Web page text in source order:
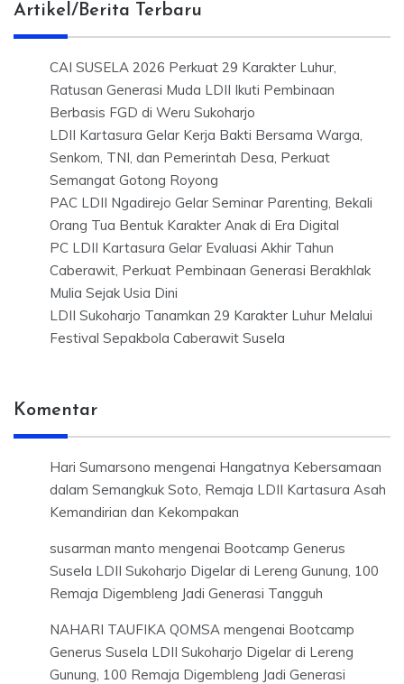
Artikel/Berita Terbaru
CAI SUSELA 2026 Perkuat 29 Karakter Luhur,
Ratusan Generasi Muda LDII Ikuti Pembinaan
Berbasis FGD di Weru Sukoharjo
LDII Kartasura Gelar Kerja Bakti Bersama Warga,
Senkom, TNI, dan Pemerintah Desa, Perkuat
Semangat Gotong Royong
PAC LDII Ngadirejo Gelar Seminar Parenting, Bekali
Orang Tua Bentuk Karakter Anak di Era Digital
PC LDII Kartasura Gelar Evaluasi Akhir Tahun
Caberawit, Perkuat Pembinaan Generasi Berakhlak
Mulia Sejak Usia Dini
LDII Sukoharjo Tanamkan 29 Karakter Luhur Melalui
Festival Sepakbola Caberawit Susela
Komentar
Hari Sumarsono mengenai Hangatnya Kebersamaan
dalam Semangkuk Soto, Remaja LDII Kartasura Asah
Kemandirian dan Kekompakan
susarman manto mengenai Bootcamp Generus
Susela LDII Sukoharjo Digelar di Lereng Gunung, 100
Remaja Digembleng Jadi Generasi Tangguh
NAHARI TAUFIKA QOMSA mengenai Bootcamp
Generus Susela LDII Sukoharjo Digelar di Lereng
Gunung, 100 Remaja Digembleng Jadi Generasi